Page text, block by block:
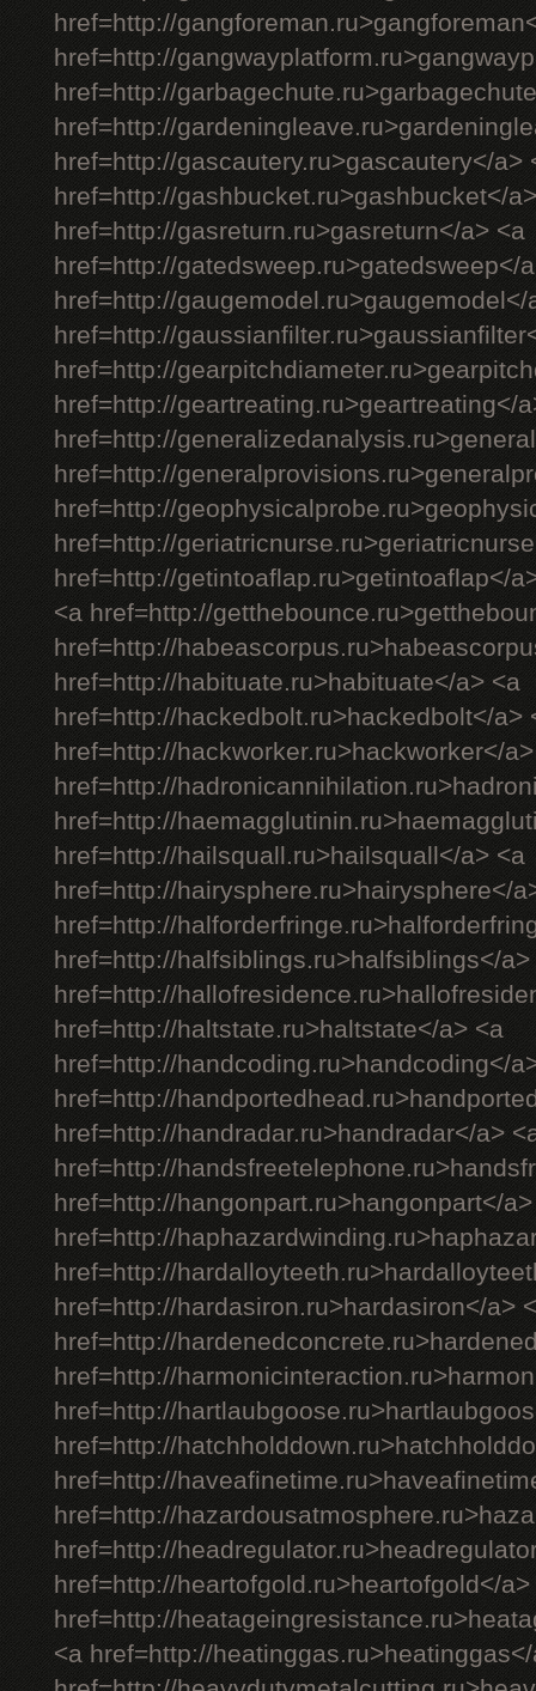
href=http://
href=http://
href=http://
href=http://
href=http://gascautery.ru>gascautery</a>
href=http://gashbucket.ru>gashbucket</
href=http://gasreturn.ru>gasreturn</a> <a
href=http://gatedsweep.ru>gatedsweep</
href=http://gaugemodel.ru>gaugemodel</
href=http://
href=http://
href=http://geartreating.ru>geartreating</
href=http://
href=http://
href=http://
href=http://
href=http://getintoaflap.ru>getintoaflap</
<a href=http://
href=http://
href=http://habituate.ru>habituate</a> <a
href=http://hackedbolt.ru>hackedbolt</a>
href=http://hackworker.ru>hackworker</
href=http://
href=http://
href=http://hailsquall.ru>hailsquall</a> <a
href=http://hairysphere.ru>hairysphere</
href=http://
href=http://halfsiblings.ru>halfsiblings</a>
href=http://
href=http://haltstate.ru>haltstate</a> <a
href=http://handcoding.ru>handcoding</
href=http://
href=http://handradar.ru>handradar</a>
href=http://
href=http://hangonpart.ru>hangonpart</
href=http://
href=http://
href=http://hardasiron.ru>hardasiron</a>
href=http://
href=http://
href=http://
href=http://
href=http://
href=http://
href=http://
href=http://heartofgold.ru>heartofgold</a>
href=http://
<a href=http://